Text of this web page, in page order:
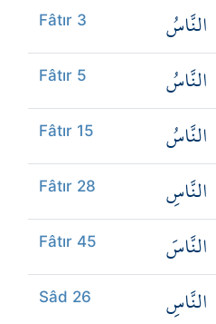
Fâtır 3 النَّاسُ
Fâtır 5 النَّاسُ
Fâtır 15 النَّاسُ
Fâtır 28 النَّاسِ
Fâtır 45 النَّاسَ
Sâd 26 النَّاسِ